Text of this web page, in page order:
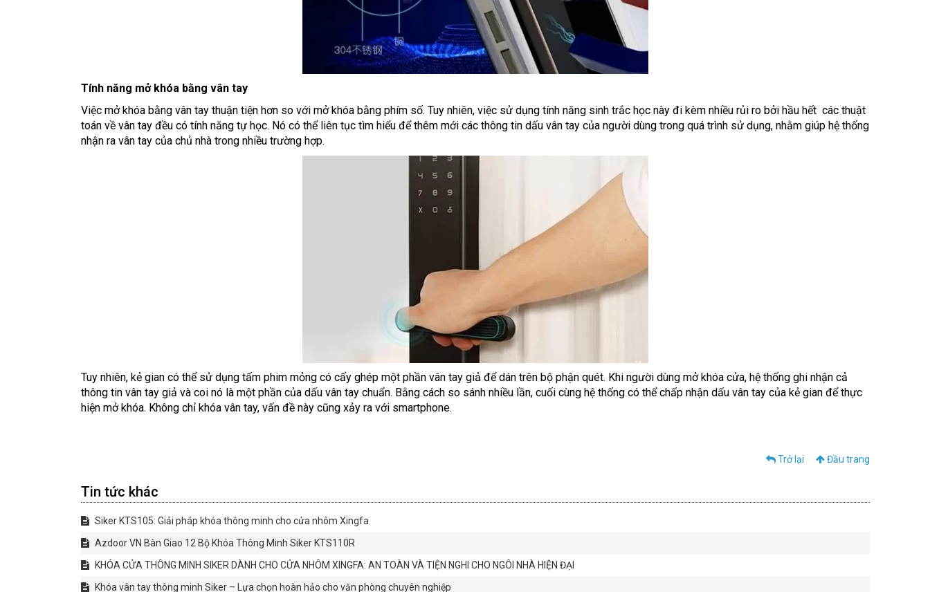
Tính năng mở khóa bằng vân tay
Việc mở khóa bằng vân tay thuận tiện hơn so với mở khóa bằng phím số. Tuy nhiên, việc sử dụng tính năng sinh trắc học này đi kèm nhiều rủi ro bởi hầu hết các thuật
toán về vân tay đều có tính năng tự học. Nó có thể liên tục tìm hiểu để thêm mới các thông tin dấu vân tay của người dùng trong quá trình sử dụng, nhằm giúp hệ thống
nhận ra vân tay của chủ nhà trong nhiều trường hợp.
Tuy nhiên, kẻ gian có thể sử dụng tấm phim mỏng có cấy ghép một phần vân tay giả để dán trên bộ phận quét. Khi người dùng mở khóa cửa, hệ thống ghi nhận cả
thông tin vân tay giả và coi nó là một phần của dấu vân tay chuẩn. Bằng cách so sánh nhiều lần, cuối cùng hệ thống có thể chấp nhận dấu vân tay của kẻ gian để thực
hiện mở khóa. Không chỉ khóa vân tay, vấn đề này cũng xảy ra với smartphone.
Trở lại Đầu trang
Tin tức khác
Siker KTS105: Giải pháp khóa thông minh cho cửa nhôm Xingfa
Azdoor VN Bàn Giao 12 Bộ Khóa Thông Minh Siker KTS110R
KHÓA CỬA THÔNG MINH SIKER DÀNH CHO CỬA NHÔM XINGFA: AN TOÀN VÀ TIỆN NGHI CHO NGÔI NHÀ HIỆN ĐẠI
Khóa vân tay thông minh Siker – Lựa chọn hoàn hảo cho văn phòng chuyên nghiệp